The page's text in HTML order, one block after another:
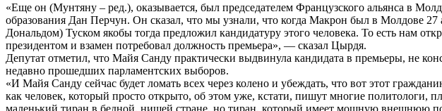
«Еще он (Мунтяну – ред.), оказывается, был председателем Французского альянса в
образования Дан Перчун. Он сказал, что мы узнали, что когда Макрон был в Молдове
Дональдом) Туском якобы тогда предложил кандидатуру этого человека. То есть нам
президентом и взамен потребовал должность премьера», — сказал Цырдя.
Депутат отметил, что Майя Санду практически выдвинула кандидата в премьеры, не
недавно прошедших парламентских выборов.
«И Майя Санду сейчас будет ломать всех через колено и убеждать, что вот этот
как человек, который просто открыто, об этом уже, кстати, пишут многие политологи,
маленький тиран в бедной, нищей стране, но тиран, который имеет мощную внешнюю